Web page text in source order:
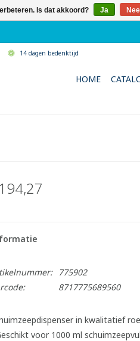
14 dagen bedenktijd
HOME
775902
8717775689560
in kwalitatief
voor 1000 ml
Is dat akkoord? Ja Nee